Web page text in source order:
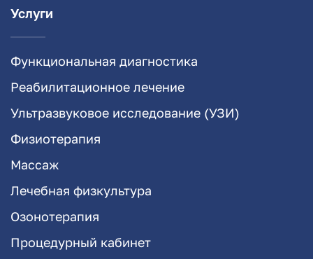
Услуги
Функциональная диагностика
Реабилитационное лечение
Ультразвуковое исследование (УЗИ)
Физиотерапия
Массаж
Лечебная физкультура
Озонотерапия
Процедурный кабинет